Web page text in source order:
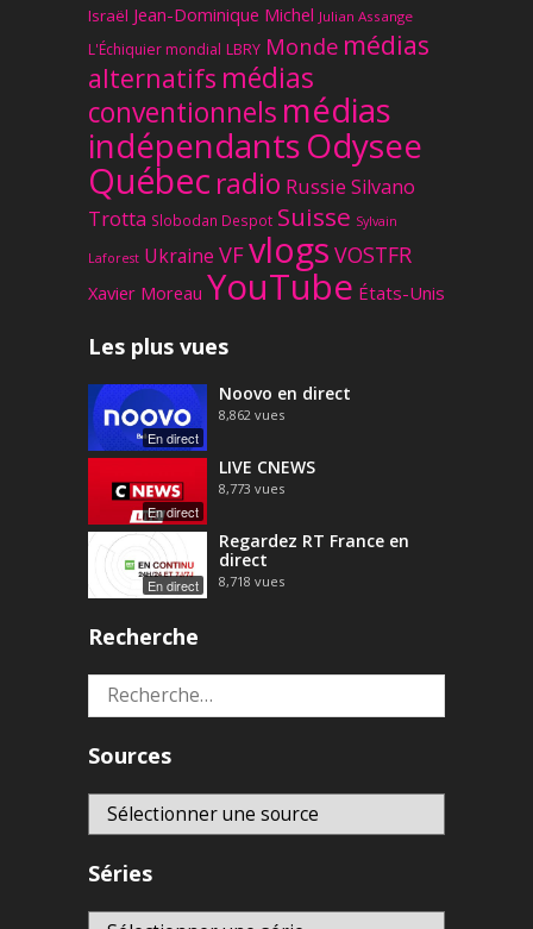
Israël Jean-Dominique Michel Julian Assange
L'Échiquier mondial LBRY Monde médias
alternatifs médias
conventionnels médias
indépendantsOdysee
Québec radio Russie Silvano
Trotta Slobodan Despot Suisse Sylvain
Laforest Ukraine VFvlogs VOSTFR
Xavier Moreau YouTube États-Unis
Les plus vues
En direct
Noovo en direct
8,862 vues
En direct
LIVE CNEWS
8,773 vues
En direct
Regardez RT France en
direct
8,718 vues
Recherche
Rechercher :
Sources
Séries